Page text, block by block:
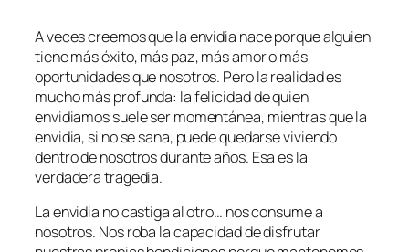
A veces creemos que la envidia nace porque alguien
tiene más éxito, más paz, más amor o más
oportunidades que nosotros. Pero la realidad es
mucho más profunda: la felicidad de quien
envidiamos suele ser momentánea, mientras que la
envidia, si no se sana, puede quedarse viviendo
dentro de nosotros durante años. Esa es la
verdadera tragedia.
La envidia no castiga al otro… nos consume a
nosotros. Nos roba la capacidad de disfrutar